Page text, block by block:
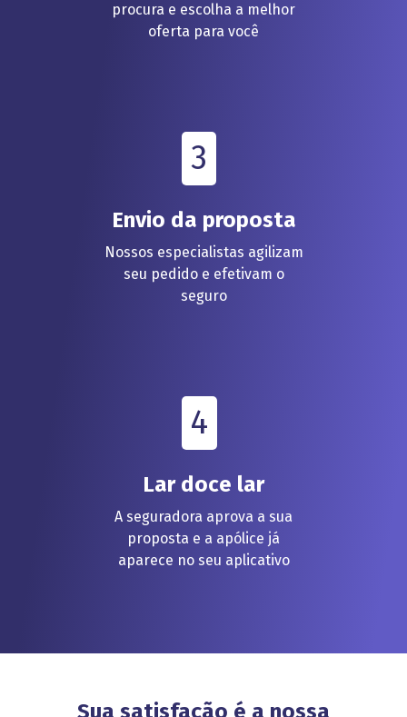
procura e escolha a melhor
oferta para você
3
Envio da proposta
Nossos especialistas agilizam
seu pedido e efetivam o
seguro
4
Lar doce lar
A seguradora aprova a sua
proposta e a apólice já
aparece no seu aplicativo
Sua satisfação é a nossa